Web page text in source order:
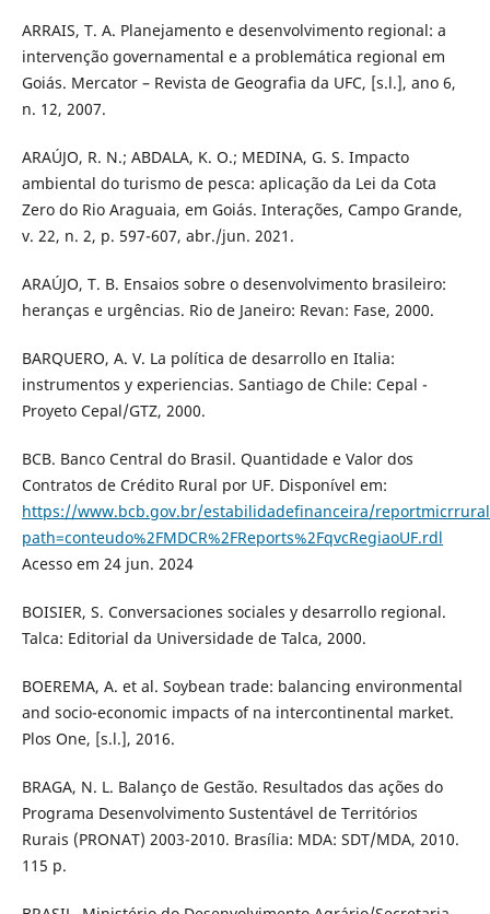
ARRAIS, T. A. Planejamento e desenvolvimento regional: a
intervenção governamental e a problemática regional em
Goiás. Mercator – Revista de Geografia da UFC, [s.l.], ano 6,
n. 12, 2007.
ARAÚJO, R. N.; ABDALA, K. O.; MEDINA, G. S. Impacto
ambiental do turismo de pesca: aplicação da Lei da Cota
Zero do Rio Araguaia, em Goiás. Interações, Campo Grande,
v. 22, n. 2, p. 597-607, abr./jun. 2021.
ARAÚJO, T. B. Ensaios sobre o desenvolvimento brasileiro:
heranças e urgências. Rio de Janeiro: Revan: Fase, 2000.
BARQUERO, A. V. La política de desarrollo en Italia:
instrumentos y experiencias. Santiago de Chile: Cepal -
Proyeto Cepal/GTZ, 2000.
BCB. Banco Central do Brasil. Quantidade e Valor dos
Contratos de Crédito Rural por UF. Disponível em:
https://www.bcb.gov.br/estabilidadefinanceira/
path=conteudo%2FMDCR%2FReports%2FqvcRegiaoUF.rdl
Acesso em 24 jun. 2024
BOISIER, S. Conversaciones sociales y desarrollo regional.
Talca: Editorial da Universidade de Talca, 2000.
BOEREMA, A. et al. Soybean trade: balancing environmental
and socio-economic impacts of na intercontinental market.
Plos One, [s.l.], 2016.
BRAGA, N. L. Balanço de Gestão. Resultados das ações do
Programa Desenvolvimento Sustentável de Territórios
Rurais (PRONAT) 2003-2010. Brasília: MDA: SDT/MDA, 2010.
115 p.